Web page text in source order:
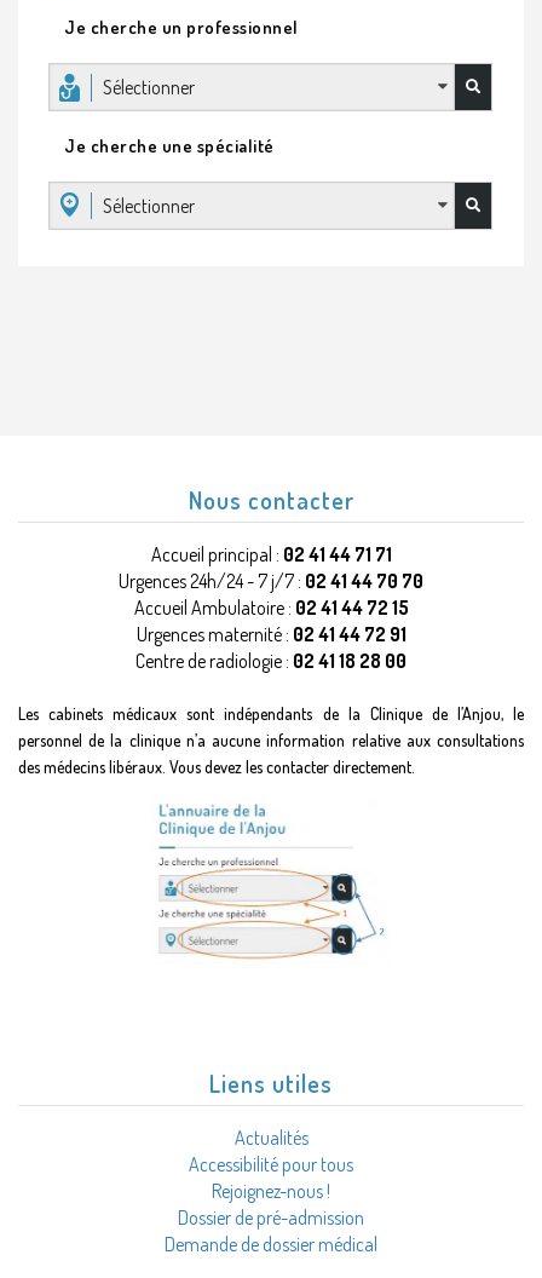
Je cherche un professionnel
Sélectionner
Je cherche une spécialité
Sélectionner
Nous contacter
Accueil principal : 02 41 44 71 71
Urgences 24h/24 - 7 j/7 : 02 41 44 70 70
Accueil Ambulatoire : 02 41 44 72 15
Urgences maternité : 02 41 44 72 91
Centre de radiologie : 02 41 18 28 00
Les cabinets médicaux sont indépendants de la Clinique de l’Anjou, le
personnel de la clinique n’a aucune information relative aux consultations
des médecins libéraux. Vous devez les contacter directement.
Liens utiles
Actualités
Accessibilité pour tous
Rejoignez-nous !
Dossier de pré-admission
Demande de dossier médical